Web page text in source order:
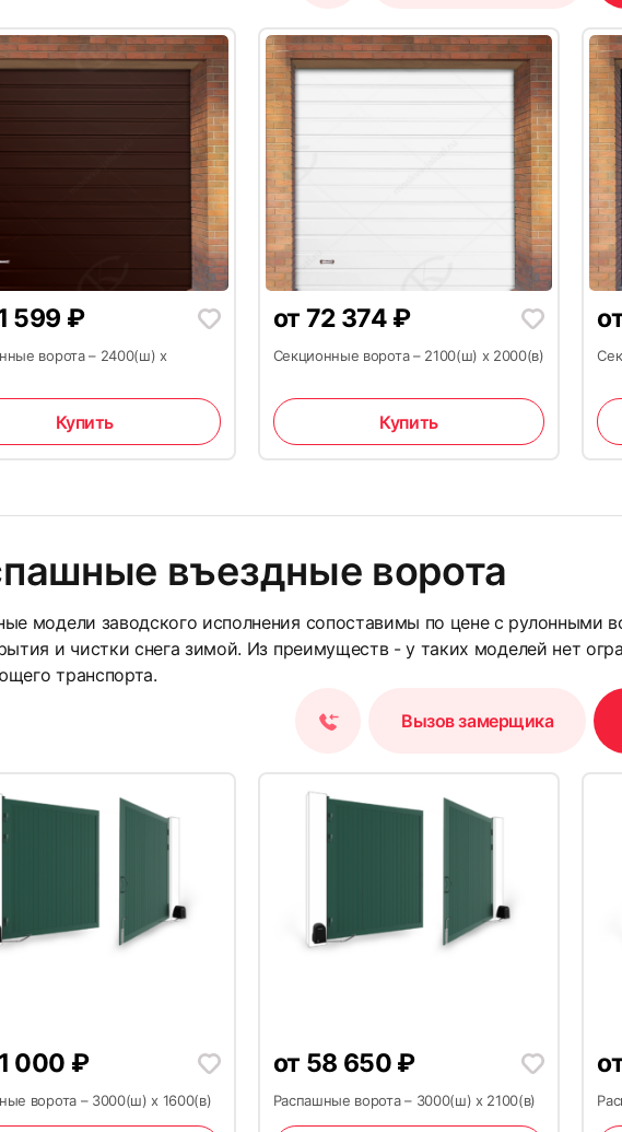
17 18
20 21
23
29 30
599 ₽
ворота – 2400(ш) х
Купить
от 72 374 ₽
Секционные ворота – 2100(ш) х 2000(в)
Купить
въездные ворота
модели заводского исполнения сопоставимы по цене с рулонными
и чистки снега зимой. Из преимуществ - у таких моделей нет
транспорта.
Вызов замерщика
000 ₽
ворота – 3000(ш) x 1600(в)
от 58 650 ₽
Распашные ворота – 3000(ш) x 2100(в)